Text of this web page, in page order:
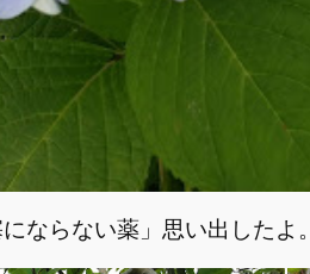
ならない薬」思い出したよ。